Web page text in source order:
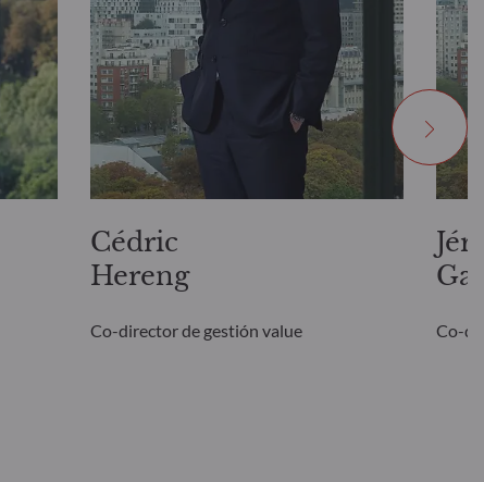
Cédric
Hereng
Co-director de gestión value Co-